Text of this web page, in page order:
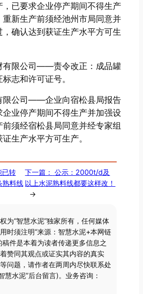
已要求企业停产期间不得生产
重新生产前须经池州市局同意并
确认达到获证生产水平方可生
有限公司——责令改正：成品罐
志和许可证号。
限公司——企业向宿松县局报告
业停产期间不得生产并加强设
须经宿松县局同意并经专家组
生产水平方可生产。
已转
熟料线
下一篇：
公示：2000t/d及
以上水泥熟料线都要这样改！
→
为“智慧水泥”独家所有，任何媒体
时须注明“来源：智慧水泥+本网链
稿件是本着为读者传递更多信息之
赞同其观点或证实其内容的真实
问题，请作者在两周内尽快联系处
慧水泥”后台留言)。业务咨询：